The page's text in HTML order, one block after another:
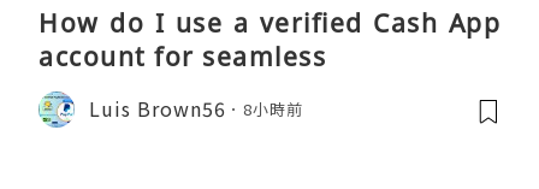
How do I use a verified Cash App
account for seamless
Luis Brown56 8小時前